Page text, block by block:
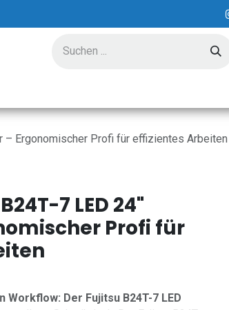
– Ergonomischer Profi für effizientes Arbeiten
7 LED 24"
Profi für
Der Fujitsu B24T-7 LED